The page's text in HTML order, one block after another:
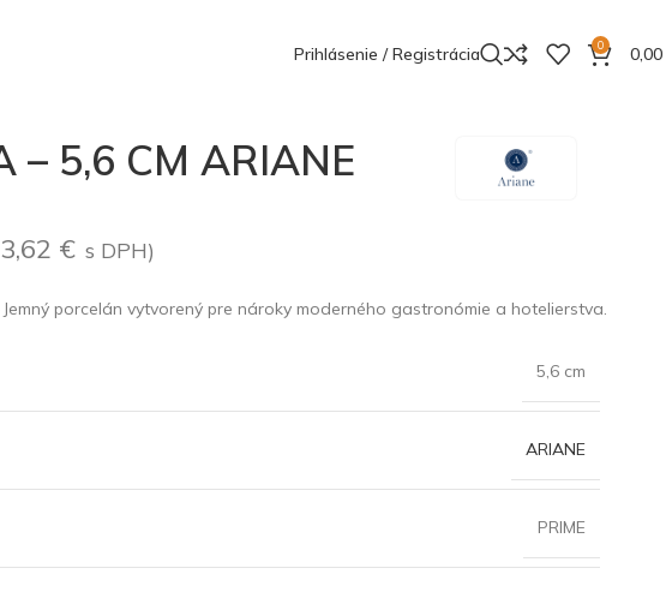
Prihlásenie / Registrácia 0 0,00
– 5,6 CM ARIANE
3,62 € s DPH)
porcelán vytvorený pre nároky moderného gastronómie a hotelierstva.
5,6 cm
ARIANE
PRIME